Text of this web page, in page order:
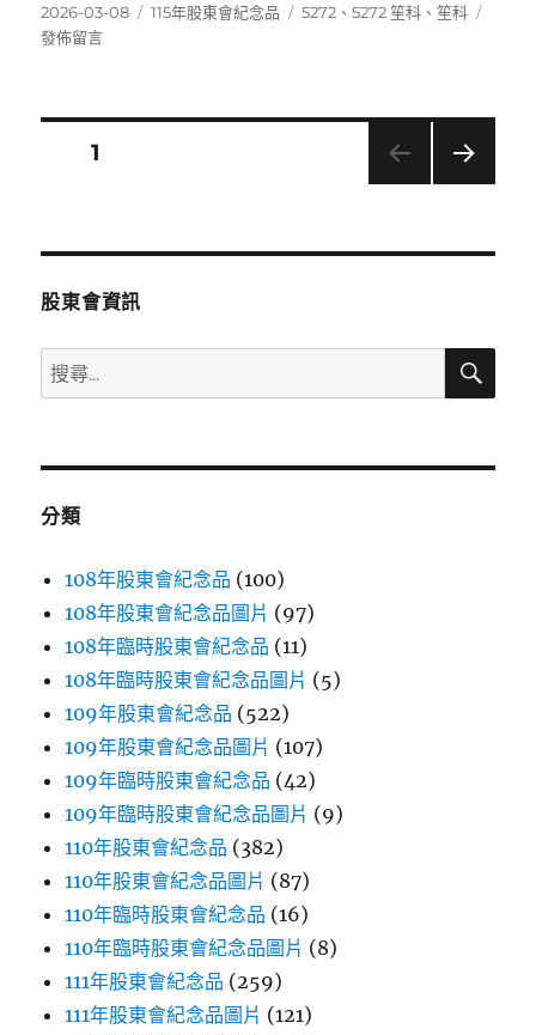
發
佈
2026-03-08
分
115年股東會紀念品
標
5272 、5272 笙科 、笙科
發佈留言
分
頁次1
股東會資訊
搜
尋
鍵
搜
分類
108年股東會紀念品 (100)
108年股東會紀念品圖片 (97)
108年臨時股東會紀念品 (11)
108年臨時股東會紀念品圖片 (5)
109年股東會紀念品 (522)
109年股東會紀念品圖片 (107)
109年臨時股東會紀念品 (42)
109年臨時股東會紀念品圖片 (9)
110年股東會紀念品 (382)
110年股東會紀念品圖片 (87)
110年臨時股東會紀念品 (16)
110年臨時股東會紀念品圖片 (8)
111年股東會紀念品 (259)
111年股東會紀念品圖片 (121)